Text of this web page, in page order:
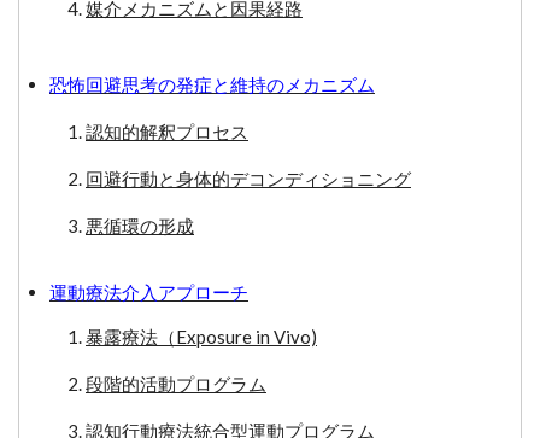
媒介メカニズムと因果経路
恐怖回避思考の発症と維持のメカニズム
認知的解釈プロセス
回避行動と身体的デコンディショニング
悪循環の形成
運動療法介入アプローチ
暴露療法（Exposure in Vivo)
段階的活動プログラム
認知行動療法統合型運動プログラム